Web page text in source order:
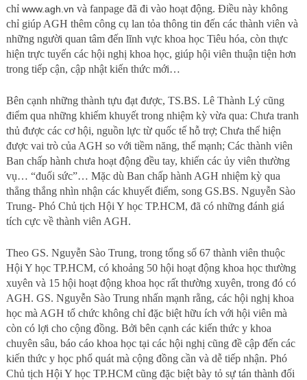
chỉ www.agh.vn và fanpage đã đi vào hoạt động. Điều này không
chỉ giúp AGH thêm công cụ lan tỏa thông tin đến các thành viên và
những người quan tâm đến lĩnh vực khoa học Tiêu hóa, còn thực
hiện trực tuyến các hội nghị khoa học, giúp hội viên thuận tiện hơn
trong tiếp cận, cập nhật kiến thức mới…
Bên cạnh những thành tựu đạt được, TS.BS. Lê Thành Lý cũng
điểm qua những khiếm khuyết trong nhiệm kỳ vừa qua: Chưa tranh
thủ được các cơ hội, nguồn lực từ quốc tế hỗ trợ; Chưa thể hiện
được vai trò của AGH so với tiềm năng, thế mạnh; Các thành viên
Ban chấp hành chưa hoạt động đều tay, khiến các ủy viên thường
vụ… “đuối sức”… Mặc dù Ban chấp hành AGH nhiệm kỳ qua
thẳng thắng nhìn nhận các khuyết điểm, song GS.BS. Nguyễn Sào
Trung- Phó Chủ tịch Hội Y học TP.HCM, đã có những đánh giá
tích cực về thành viên AGH.
Theo GS. Nguyễn Sào Trung, trong tổng số 67 thành viên thuộc
Hội Y học TP.HCM, có khoảng 50 hội hoạt động khoa học thường
xuyên và 15 hội hoạt động khoa học rất thường xuyên, trong đó có
AGH. GS. Nguyễn Sào Trung nhấn mạnh rằng, các hội nghị khoa
học mà AGH tổ chức không chỉ đặc biệt hữu ích với hội viên mà
còn có lợi cho cộng đồng. Bởi bên cạnh các kiến thức y khoa
chuyên sâu, báo cáo khoa học tại các hội nghị cũng đề cập đến các
kiến thức y học phổ quát mà cộng đồng cần và dễ tiếp nhận. Phó
Chủ tịch Hội Y học TP.HCM cũng đặc biệt bày tỏ sự tán thành đối